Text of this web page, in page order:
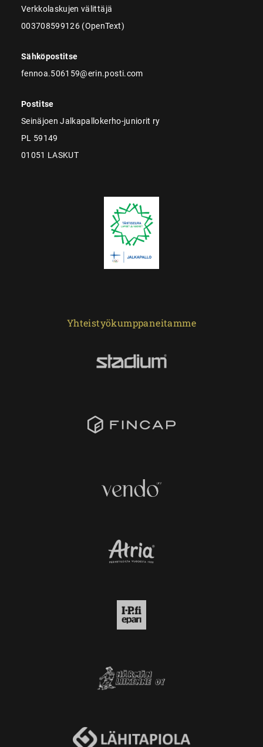
Verkkolaskujen välittäjä
003708599126 (OpenText)
Sähköpostitse
fennoa.506159@erin.posti.com
Postitse
Seinäjoen Jalkapallokerho-juniorit ry
PL 59149
01051 LASKUT
Yhteistyökumppaneitamme